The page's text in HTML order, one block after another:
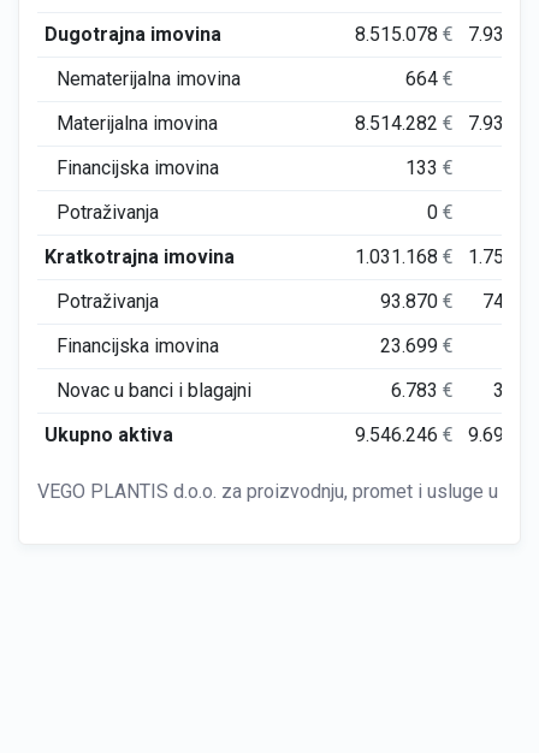
Dugotrajna imovina 8.515.078€
Nematerijalna imovina
664€
Materijalna imovina
8.514.282€
Financijska imovina
133€
Potraživanja
0€
Kratkotrajna imovina
1.031.168€
Potraživanja
93.870€
Financijska imovina
23.699€
Novac u banci i blagajni
6.783€
Ukupno aktiva
9.546.246€
VEGO PLANTIS d.o.o. za proizvodnju, promet i usluge u